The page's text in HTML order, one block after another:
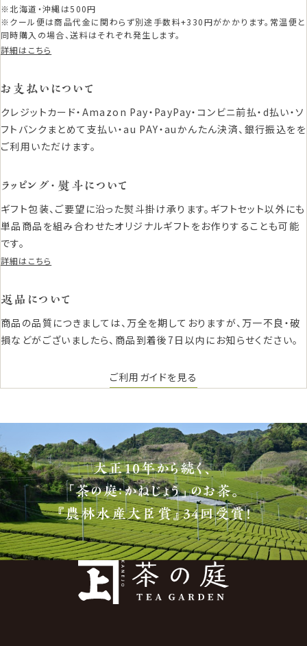
※北海道・沖縄は500円
※クール便は商品代金に関わらず別途手数料+330円がかかります。常温便と
同時購入の場合、送料はそれぞれ発生します。
詳細はこちら
お支払いについて
クレジットカード・Amazon Pay・PayPay・コンビニ前払・d払い・ソ
フトバンクまとめて支払い・au PAY・auかんたん決済、銀行振込をを
ご利用いただけます。
ラッピング・熨斗について
ギフト包装、ご要望に沿った熨斗掛け承ります。ギフトセット以外にも
単品商品を組み合わせたオリジナルギフトをお作りすることも可能
です。
詳細はこちら
返品について
商品の品質につきましては、万全を期しておりますが、万一不良・破
損などがございましたら、商品到着後7日以内にお知らせください。
ご利用ガイドを見る
大正10年から続く、
「茶の庭：かねじょう」のお茶。
『農林水産大臣賞』34回受賞！